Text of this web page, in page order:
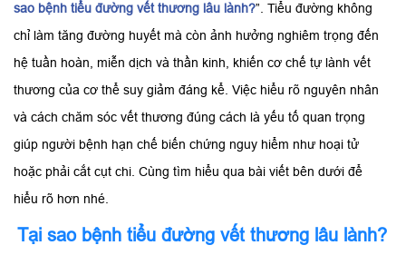
sao bệnh tiểu đường vết thương lâu lành?”. Tiểu đường không
chỉ làm tăng đường huyết mà còn ảnh hưởng nghiêm trọng đến
hệ tuần hoàn, miễn dịch và thần kinh, khiến cơ chế tự lành vết
thương của cơ thể suy giảm đáng kể. Việc hiểu rõ nguyên nhân
và cách chăm sóc vết thương đúng cách là yếu tố quan trọng
giúp người bệnh hạn chế biến chứng nguy hiểm như hoại tử
hoặc phải cắt cụt chi. Cùng tìm hiểu qua bài viết bên dưới để
hiểu rõ hơn nhé.
Tại sao bệnh tiểu đường vết thương lâu lành?